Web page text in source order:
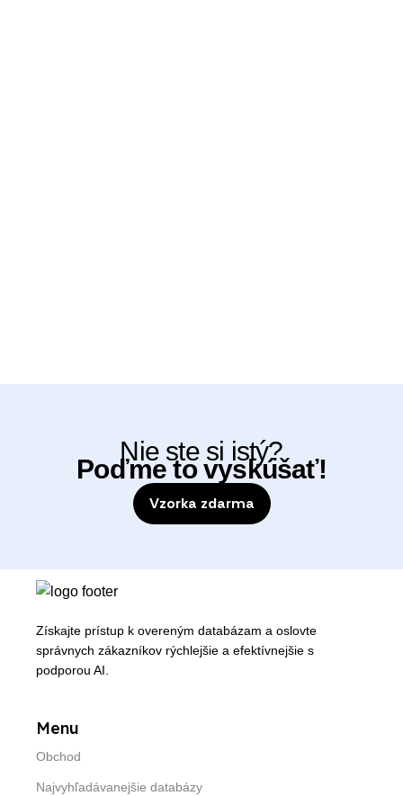
Nie ste si istý?
Poďme to vyskúšať!
Vzorka zdarma
Získajte prístup k overeným databázam a oslovte
správnych zákazníkov rýchlejšie a efektívnejšie s
podporou AI.
Menu
Obchod
Najvyhľadávanejšie databázy